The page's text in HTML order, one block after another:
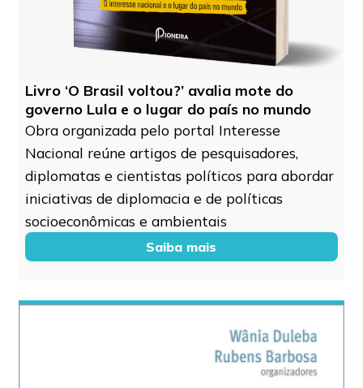
Livro ‘O Brasil voltou?’ avalia mote do
governo Lula e o lugar do país no mundo
Obra organizada pelo portal Interesse
Nacional reúne artigos de pesquisadores,
diplomatas e cientistas políticos para abordar
iniciativas de diplomacia e de políticas
socioeconômicas e ambientais
Saiba mais